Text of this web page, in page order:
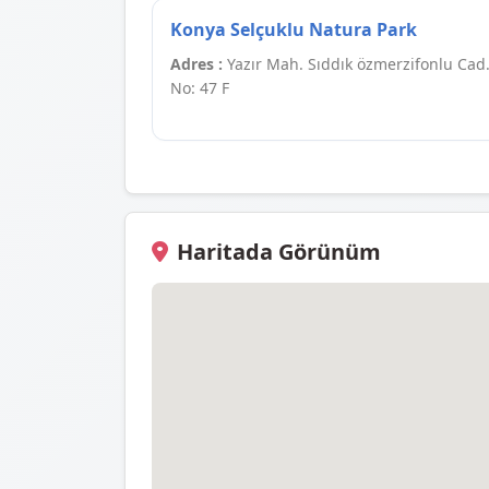
Konya Selçuklu Natura Park
Adres : Yazır Mah. Sıddık özmerzifonlu
No: 47 F
Haritada Görünüm